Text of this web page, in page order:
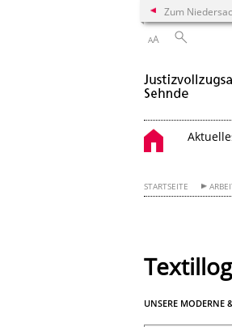
Zum
AA
STARTSEITE
UNSERE MODERNE